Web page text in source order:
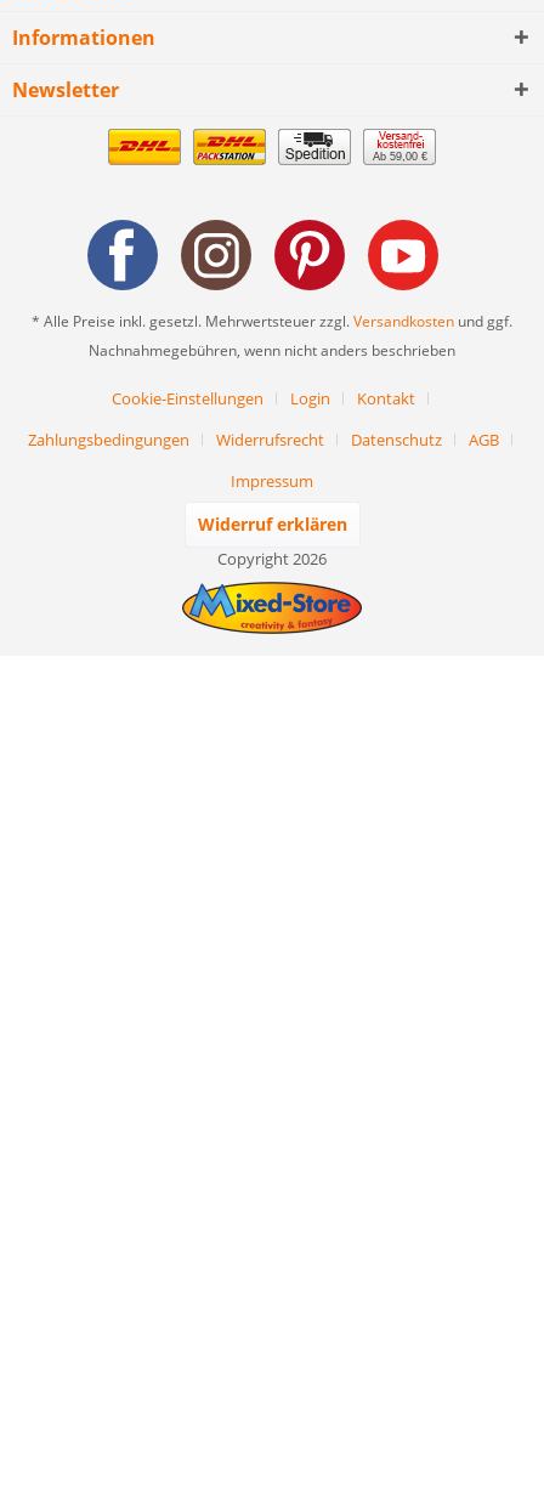
Informationen
Newsletter
Ab 59,00 €
* Alle Preise inkl. gesetzl. Mehrwertsteuer zzgl.Versandkosten und ggf.
Nachnahmegebühren, wenn nicht anders beschrieben
Cookie-Einstellungen Login
Kontakt
Zahlungsbedingungen
Widerrufsrecht Datenschutz
AGB
Impressum
Widerruf erklären
Copyright 2026